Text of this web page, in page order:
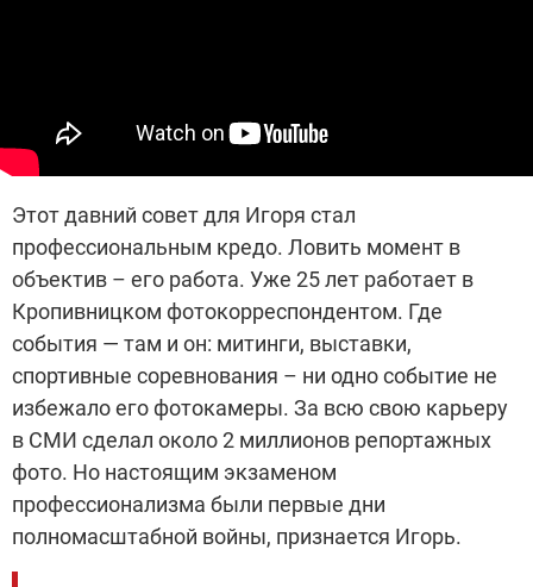
Этот давний совет для Игоря стал
профессиональным кредо. Ловить момент в
объектив – его работа. Уже 25 лет работает в
Кропивницком фотокорреспондентом. Где
события — там и он: митинги, выставки,
спортивные соревнования – ни одно событие не
избежало его фотокамеры. За всю свою карьеру
в СМИ сделал около 2 миллионов репортажных
фото. Но настоящим экзаменом
профессионализма были первые дни
полномасштабной войны, признается Игорь.